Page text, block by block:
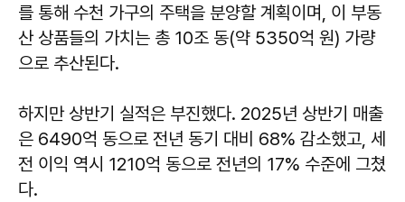
를 통해 수천 가구의 주택을 분양할 계획이며, 이 부동
산 상품들의 가치는 총 10조 동(약 5350억 원) 가량
으로 추산된다.
하지만 상반기 실적은 부진했다. 2025년 상반기 매출
은 6490억 동으로 전년 동기 대비 68% 감소했고, 세
전 이익 역시 1210억 동으로 전년의 17% 수준에 그쳤
다.